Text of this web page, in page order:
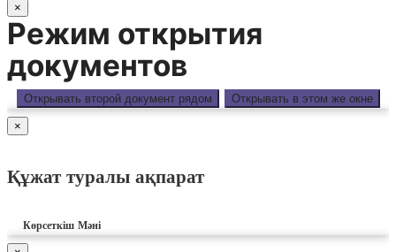
×
Режим открытия
документов
Открывать второй документ рядом Открывать в этом же окне
×
Құжат туралы ақпарат
Көрсеткіш Мәні